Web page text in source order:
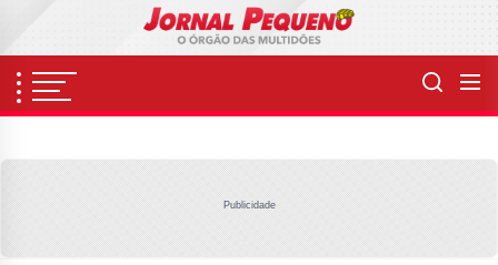
content
Publicidade